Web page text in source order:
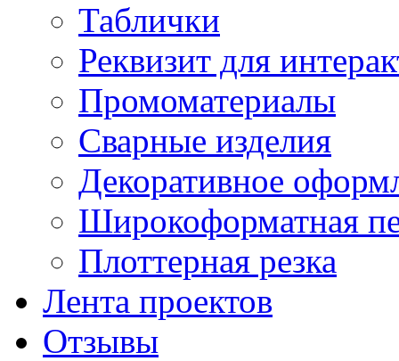
Таблички
Реквизит для
Промоматериалы
Сварные изделия
Декоративное
Широкоформатная
Плоттерная резка
Лента проектов
Отзывы